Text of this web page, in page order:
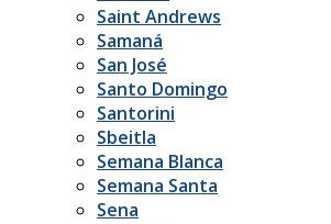
Saint Andrews
Samaná
San José
Santo Domingo
Santorini
Sbeitla
Semana Blanca
Semana Santa
Sena